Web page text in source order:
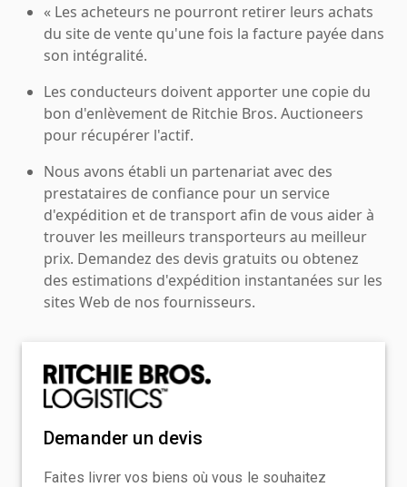
« Les acheteurs ne pourront retirer leurs achats
du site de vente qu'une fois la facture payée dans
son intégralité.
Les conducteurs doivent apporter une copie du
bon d'enlèvement de Ritchie Bros. Auctioneers
pour récupérer l'actif.
Nous avons établi un partenariat avec des
prestataires de confiance pour un service
d'expédition et de transport afin de vous aider à
trouver les meilleurs transporteurs au meilleur
prix. Demandez des devis gratuits ou obtenez
des estimations d'expédition instantanées sur les
sites Web de nos fournisseurs.
Demander un devis
Faites livrer vos biens où vous le souhaitez